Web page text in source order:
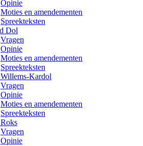
Opinie
Moties en amendementen
Spreekteksten
Dol
Vragen
Opinie
Moties en amendementen
Spreekteksten
Kardol
Vragen
Opinie
Moties en amendementen
Spreekteksten
Vragen
Opinie